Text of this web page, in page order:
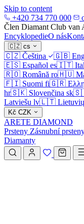
Skip to content
+420 734 770 000
Člen Diamant Club van
EncyklopedieO nás
🇨🇿 cs
🇨🇿 Čeština 🇬🇧
🇪🇸 Español es🇮🇹
🇷🇴 Română ro🇭🇺
🇫🇮 Suomi fi🇬🇷
hr🇸🇰 Slovenčina sk
Latviešu lv🇱🇹 Lietuvių
Kč CZK
ARETE DIAMOND
Prsteny Zásnubní
Diamanty